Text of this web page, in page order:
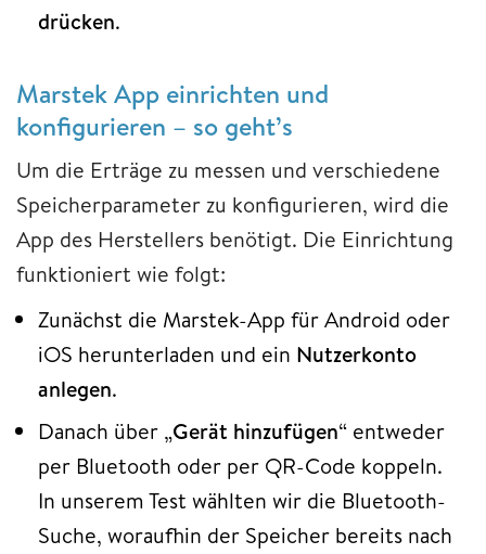
drücken.
Marstek App einrichten und
konfigurieren – so geht’s
Um die Erträge zu messen und verschiedene
Speicherparameter zu konfigurieren, wird die
App des Herstellers benötigt. Die Einrichtung
funktioniert wie folgt:
Zunächst die Marstek-App für Android oder
iOS herunterladen und ein Nutzerkonto
anlegen.
Danach über „Gerät hinzufügen“ entweder
per Bluetooth oder per QR-Code koppeln.
In unserem Test wählten wir die Bluetooth-
Suche, woraufhin der Speicher bereits nach